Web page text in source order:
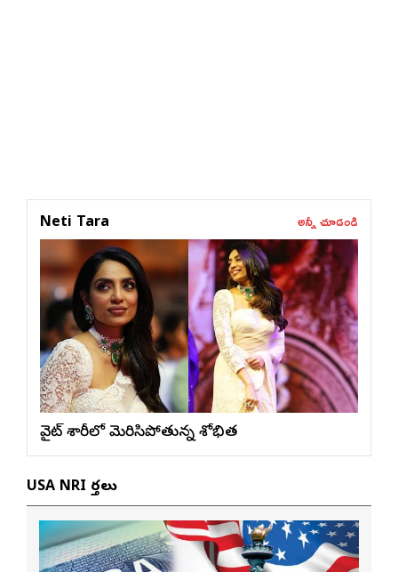
Neti Tara అన్నీ చూడండి
వైట్ శారీలో మెరిసిపోతున్న శోభిత
USA NRI వార్తలు